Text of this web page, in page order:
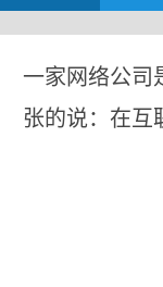
一家网络公司
张的说：在互